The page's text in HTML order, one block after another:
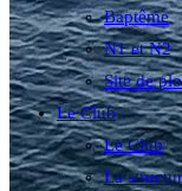
Baptême
N1 et N2
Site de
Le Club
Le Club
La